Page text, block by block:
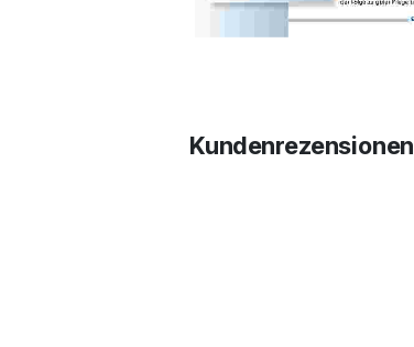
Kundenrezensionen